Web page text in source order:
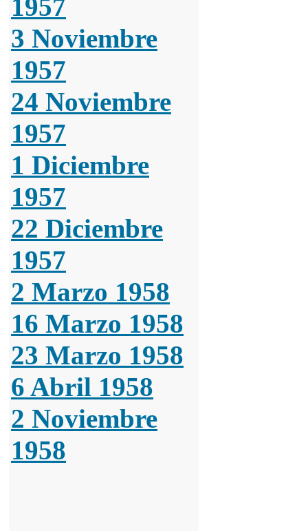
1957
3 Noviembre
1957
24 Noviembre
1957
1 Diciembre
1957
22 Diciembre
1957
2 Marzo 1958
16 Marzo 1958
23 Marzo 1958
6 Abril 1958
2 Noviembre
1958